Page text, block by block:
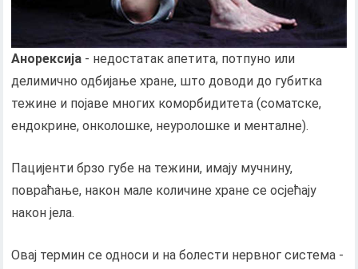
Анорексија - недостатак апетита, потпуно или
делимично одбијање хране, што доводи до губитка
тежине и појаве многих коморбидитета (соматске,
ендокрине, онколошке, неуролошке и менталне).
Пацијенти брзо губе на тежини, имају мучнину,
повраћање, након мале количине хране се осјећају
након јела.
Овај термин се односи и на болести нервног система -